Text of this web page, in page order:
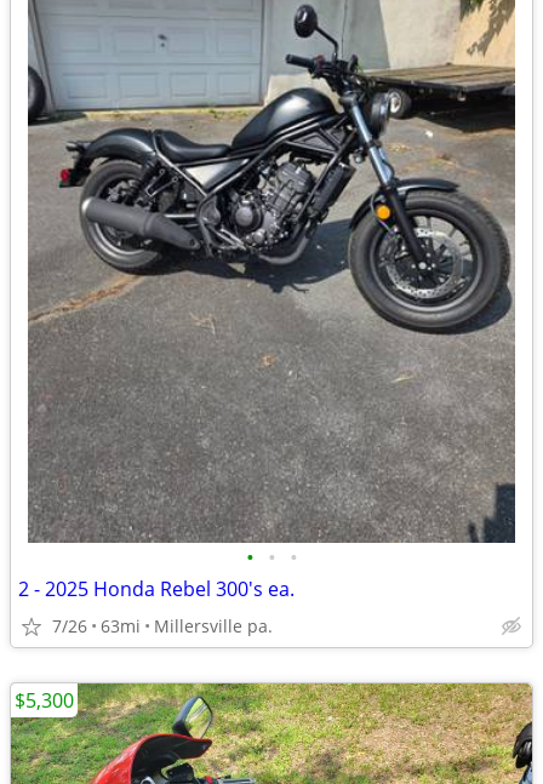
• • •
2 - 2025 Honda Rebel 300's ea.
7/26 63mi Millersville pa.
$5,300